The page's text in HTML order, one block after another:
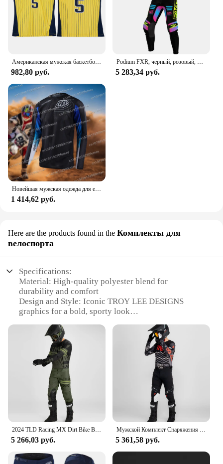
982,80 руб. 5 283,34 руб.
1 414,62 руб.
Here are the products found in the Комплекты для
велоспорта
Specifications:
Material: High-quality polyester blend for
durability and comfort
Design and Style: Iconic TROY LEE DESIGNS
graphics for a bold, sporty look
seeking both style and performance
Typical Adaptive Scenario: Suitable for various
cycling disciplines, from road to off-road
Shape or Size or Weight or Quantity: Available in a
range of sizes to fit most cyclists
Performance and Property: Lightweight
construction ensures freedom of movement during
Features:
|Wholesale|Vendors|
**Unmatched Performance and Style**
The TROY LEE DESIGNS Jersey is not just a piece
5 266,03 руб. 5 361,58 руб.